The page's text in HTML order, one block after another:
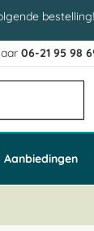
bestelling!
06-21 95 98
Aanbiedingen